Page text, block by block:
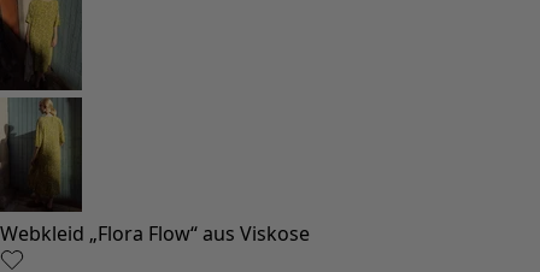
Webkleid „Flora Flow“ aus Viskose